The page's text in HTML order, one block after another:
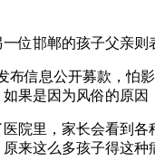
位邯郸的孩子父亲
信息公开募款，
果是因为风俗的原
院里，家长会看到
来这么多孩子得这